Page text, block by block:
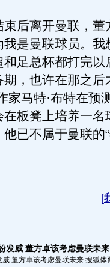
离开曼联，董
是曼联球员。我
足总杯都打完以
，也许在那之后
家马特·布特在预
板凳上培养一名
已不属于曼联的
[
发威 董方卓该考虑曼联未来
董方卓该考虑曼联未来 搜狐体